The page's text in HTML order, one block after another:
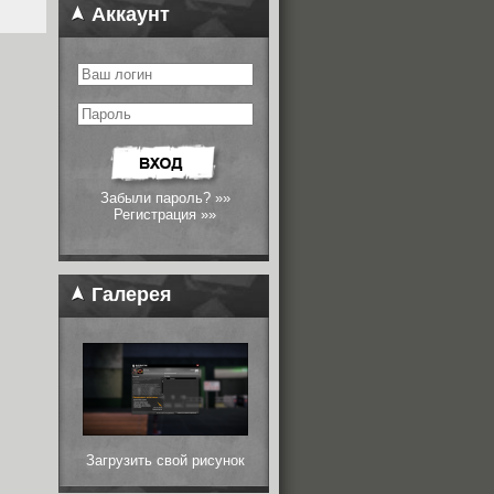
Аккаунт
Забыли пароль? »»
Регистрация »»
Галерея
Загрузить свой рисунок